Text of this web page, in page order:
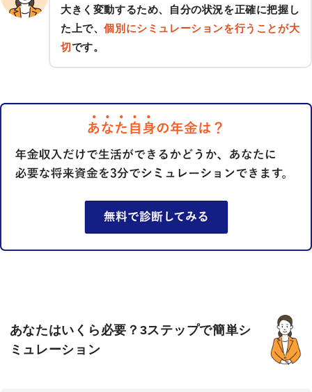
大きく変動するため、自分の状況を正確に把握し
た上で、個別にシミュレーションを行うことが大
切です。
あなたはいくら必要？3ステップで簡単シ
ミュレーション